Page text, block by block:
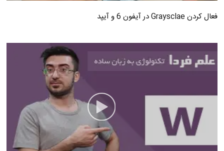
فعال کردن Graysclae در آیفون 6 و آیپد